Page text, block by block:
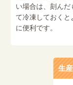
生
い場合は、刻ん
て冷凍しておくと
に便利です。